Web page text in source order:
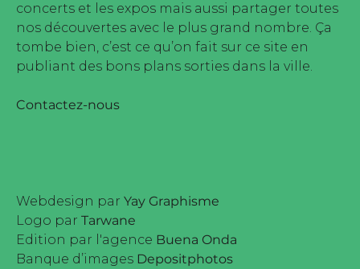
concerts et les expos mais aussi partager toutes
nos découvertes avec le plus grand nombre. Ça
tombe bien, c’est ce qu’on fait sur ce site en
publiant des bons plans sorties dans la ville.
Contactez-nous
Webdesign par Yay Graphisme
Logo par Tarwane
Edition par l'agence Buena Onda
Banque d’images Depositphotos